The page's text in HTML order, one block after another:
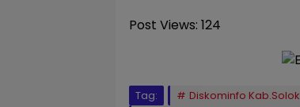
Post Views: 124
Tag: Diskominfo Kab.Solok